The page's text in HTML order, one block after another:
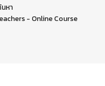
หา
- Online Course